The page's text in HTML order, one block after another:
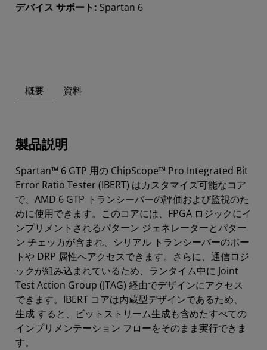
デバイス サポート: Spartan 6
概要 資料
製品説明
Spartan™ 6 GTP 用の ChipScope™ Pro Integrated Bit
Error Ratio Tester (IBERT) はカスタマイズ可能なコア
で、AMD 6 GTP トランシーバーの評価および監視のた
めに使用できます。このコアには、FPGA ロジックにイ
ンプリメントされるパターン ジェネレーターとパター
ン チェッカが含まれ、シリアル トランシーバーのポー
トや DRP 属性へアクセスできます。さらに、通信ロジ
ックが組み込まれているため、ランタイム中に Joint
Test Action Group (JTAG) 経由でデザインにアクセス
できます。IBERT コアは内蔵型デザインであるため、
生成 すると、ビットストリーム生成も含めたすべての
インプリメンテーション フローをそのまま実行できま
す。